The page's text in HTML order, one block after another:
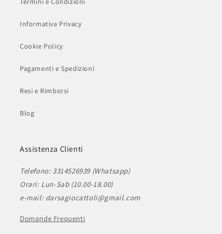
Informativa Privacy
Cookie Policy
Pagamenti e Spedizioni
Resi e Rimborsi
Blog
Assistenza Clienti
Telefono: 3314526939 (Whatsapp)
Orari: Lun-Sab (10.00-18.00)
e-mail: darsagiocattoli@gmail.com
Domande Frequenti